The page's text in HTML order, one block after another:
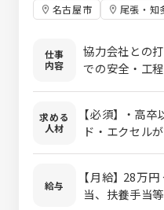
名古屋市 尾張・知
仕事
内容
協力会社との
での安全・工
の木造新築住
選ばれてきた
の取得や「長
質にも徹底的
て自信を持っ
求める
人材
【必須】 ・高
ド・エクセル
方 【歓迎】 ・1・2級建築士 ・1・2級建築施工
管理技士
給与
【月給】 28万円 〜 基本給＋諸手当
当、扶養手当